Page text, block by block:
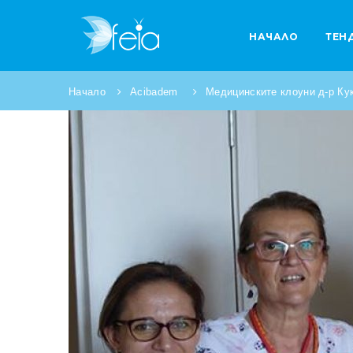
НАЧАЛО
Начало Acibadem Медицинските клоуни д-р